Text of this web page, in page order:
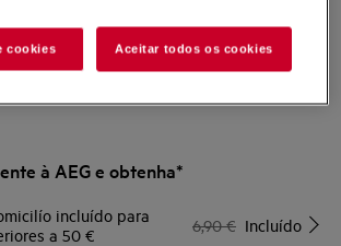
à AEG e obtenha*
incluído para
a 50 €
6,90 € Incluído
cookies Aceitar todos os cookies